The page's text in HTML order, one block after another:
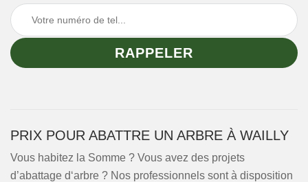
PRIX POUR ABATTRE UN ARBRE À WAILLY
Vous habitez la Somme ? Vous avez des projets
d’abattage d‘arbre ? Nos professionnels sont à disposition